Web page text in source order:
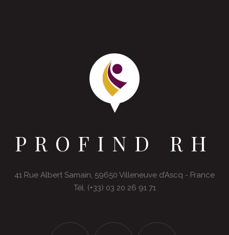
PROFIND RH
41 Rue Albert Samain, 59650 Villeneuve d’Ascq - France
Tél. (+33) 03 20 26 91 71